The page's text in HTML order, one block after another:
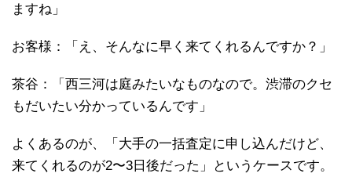
ますね」
お客様：「え、そんなに早く来てくれるんですか？」
茶谷：「西三河は庭みたいなものなので。渋滞のクセ
もだいたい分かっているんです」
よくあるのが、「大手の一括査定に申し込んだけど、
来てくれるのが2〜3日後だった」というケースです。